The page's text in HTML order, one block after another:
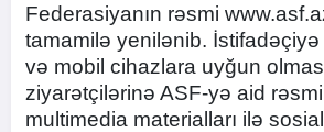
Federasiyanın rəsmi
tamamilə yenilənib.
və mobil cihazlara uyğun
ziyarətçilərinə ASF-yə aid
multimedia materialları ilə sosial